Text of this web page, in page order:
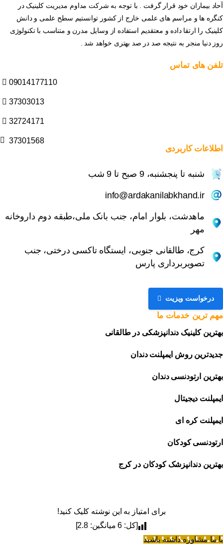
آحاد بیماران خود قرار گرفت . با توجه به شرکت مداوم مدیریت کلینیک در
کنگره ها و مراسم های علمی خارج از کشور توانستیم سطح علمی و دانش
کلینیک را ارتقا داده و معتقدیم استفاده از وسایل مدرن و متناسب با تکنولوژی
روز دنیا منجر به نتیجه صد در صد بهتری خواهد شد .
تلفن های تماس
09014177110
37303013
32724171
37301568
اطلاعات کاربردی
شنبه تا پنجشنبه، 9 صبح تا 9 شب
info@ardakanilabkhand.ir
ماهدشت، بلوار امام، جنب بانک ملی،طبقه دوم داروخانه
مهر
کرج، طالقانی جنوبی، ایستگاه تاکسی درختی، جنب
تصویربرداری پارس
درخواست ویزیت
مهم ترین خدمات ما
بهترین کلینیک دندانپزشکی در طالقانی
جدیدترین روش ایمپلنت دندان
بهترین ارتودنسی دندان
ایمپلنت دیجیتال
ایمپلنت کره ای
ارتودنسی کودکان
بهترین دندانپزشک کودکان در کرج
برای امتیاز به این نوشته کلیک کنید!
[کل: 6میانگین:2.8
]
با ما مشاوره داشته باشید